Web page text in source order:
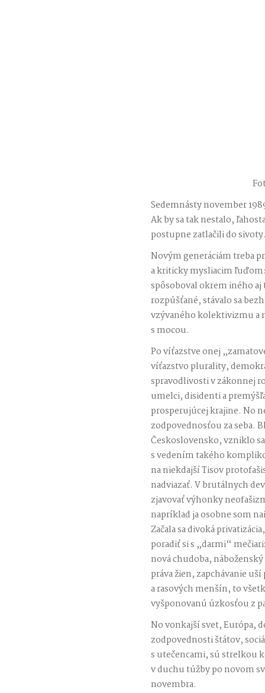
Sedemnásty november
Ak by sa tak nestalo,
postupne zatlačili do
Novým generáciám treba
a kriticky mysliacim
spôsoboval okrem iného aj
rozpúšťané, stávalo sa
vzývaného kolektivizmu a
s mocou.
Po víťazstve onej
víťazstvo plurality,
spravodlivosti v zákonnej
umelci, disidenti a
prosperujúcej krajine. No
zodpovednosťou za seba.
Československo, vzniklo
s vedením takého
na niekdajší Tisov
nadviazať. V brutálnych
zjavovať výhonky
napríklad ja osobne som
Začala sa divoká
poradiť si s „darmi“
nová chudoba,
práva žien, zapchávanie
a rasových menšín, to
vyšponovanú úzkosťou z
No vonkajší svet, Európa,
zodpovednosti štátov,
s utečencami, sú strelkou
v duchu túžby po novom
novembra.